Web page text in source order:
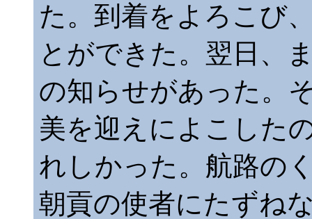
た。到着をよろこび
とができた。翌日、
の知らせがあった。
美を迎えによこした
れしかった。航路の
朝貢の使者にたずね